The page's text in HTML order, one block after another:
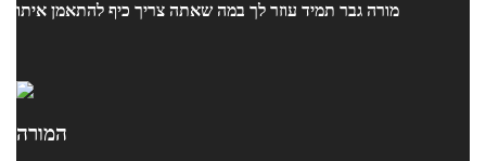
מורה גבר תמיד עוזר לך במה שאתה צריך כיף להתאמן איתו
המורה